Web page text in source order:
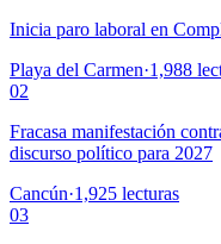
Inicia paro laboral en
Playa del Carmen·1,988
02
Fracasa manifestación
discurso político para 2027
Cancún·1,925 lecturas
03